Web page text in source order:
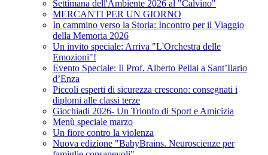
Settimana dell'Ambiente 2026 al "Calvino"
MERCANTI PER UN GIORNO
In cammino verso la Storia: Incontro per il Viaggio
della Memoria 2026
Un invito speciale: Arriva "L'Orchestra delle
Emozioni"!
Evento Speciale: Il Prof. Alberto Pellai a Sant’Ilario
d’Enza
Piccoli esperti di sicurezza crescono: consegnati i
diplomi alle classi terze
Giochiadi 2026- Un Trionfo di Sport e Amicizia
Menù speciale marzo
Un fiore contro la violenza
Nuova edizione "BabyBrains. Neuroscienze per